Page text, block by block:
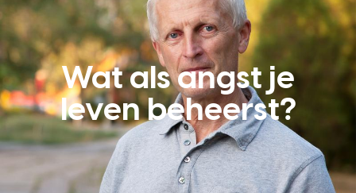
Wat als angst je
leven beheerst?